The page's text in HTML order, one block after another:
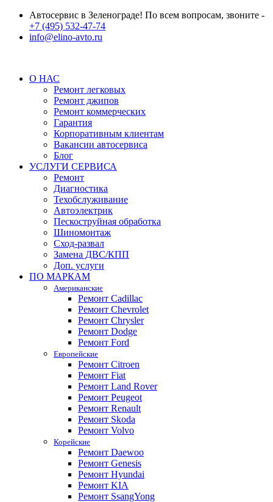
Автосервис в Зеленограде! По всем вопросам, звоните -
+7 (495) 532-47-74
info@elino-avto.ru
О НАС
Ремонт легковых
Ремонт джипов
Ремонт коммерческих
Гарантия
Корпоративным клиентам
Вакансии автосервиса
Блог
УСЛУГИ СЕРВИСА
Ремонт
Диагностика
Техобслуживание
Автоэлектрик
Пескоструйная обработка
Шиномонтаж
Сход-развал
Замена ДВС/КПП
Доп. услуги
ПО МАРКАМ
Американские
Ремонт Cadillac
Ремонт Chevrolet
Ремонт Chrysler
Ремонт Dodge
Ремонт Ford
Европейские
Ремонт Citroen
Ремонт Fiat
Ремонт Land Rover
Ремонт Peugeot
Ремонт Renault
Ремонт Skoda
Ремонт Volvo
Корейские
Ремонт Daewoo
Ремонт Genesis
Ремонт Hyundai
Ремонт KIA
Ремонт SsangYong